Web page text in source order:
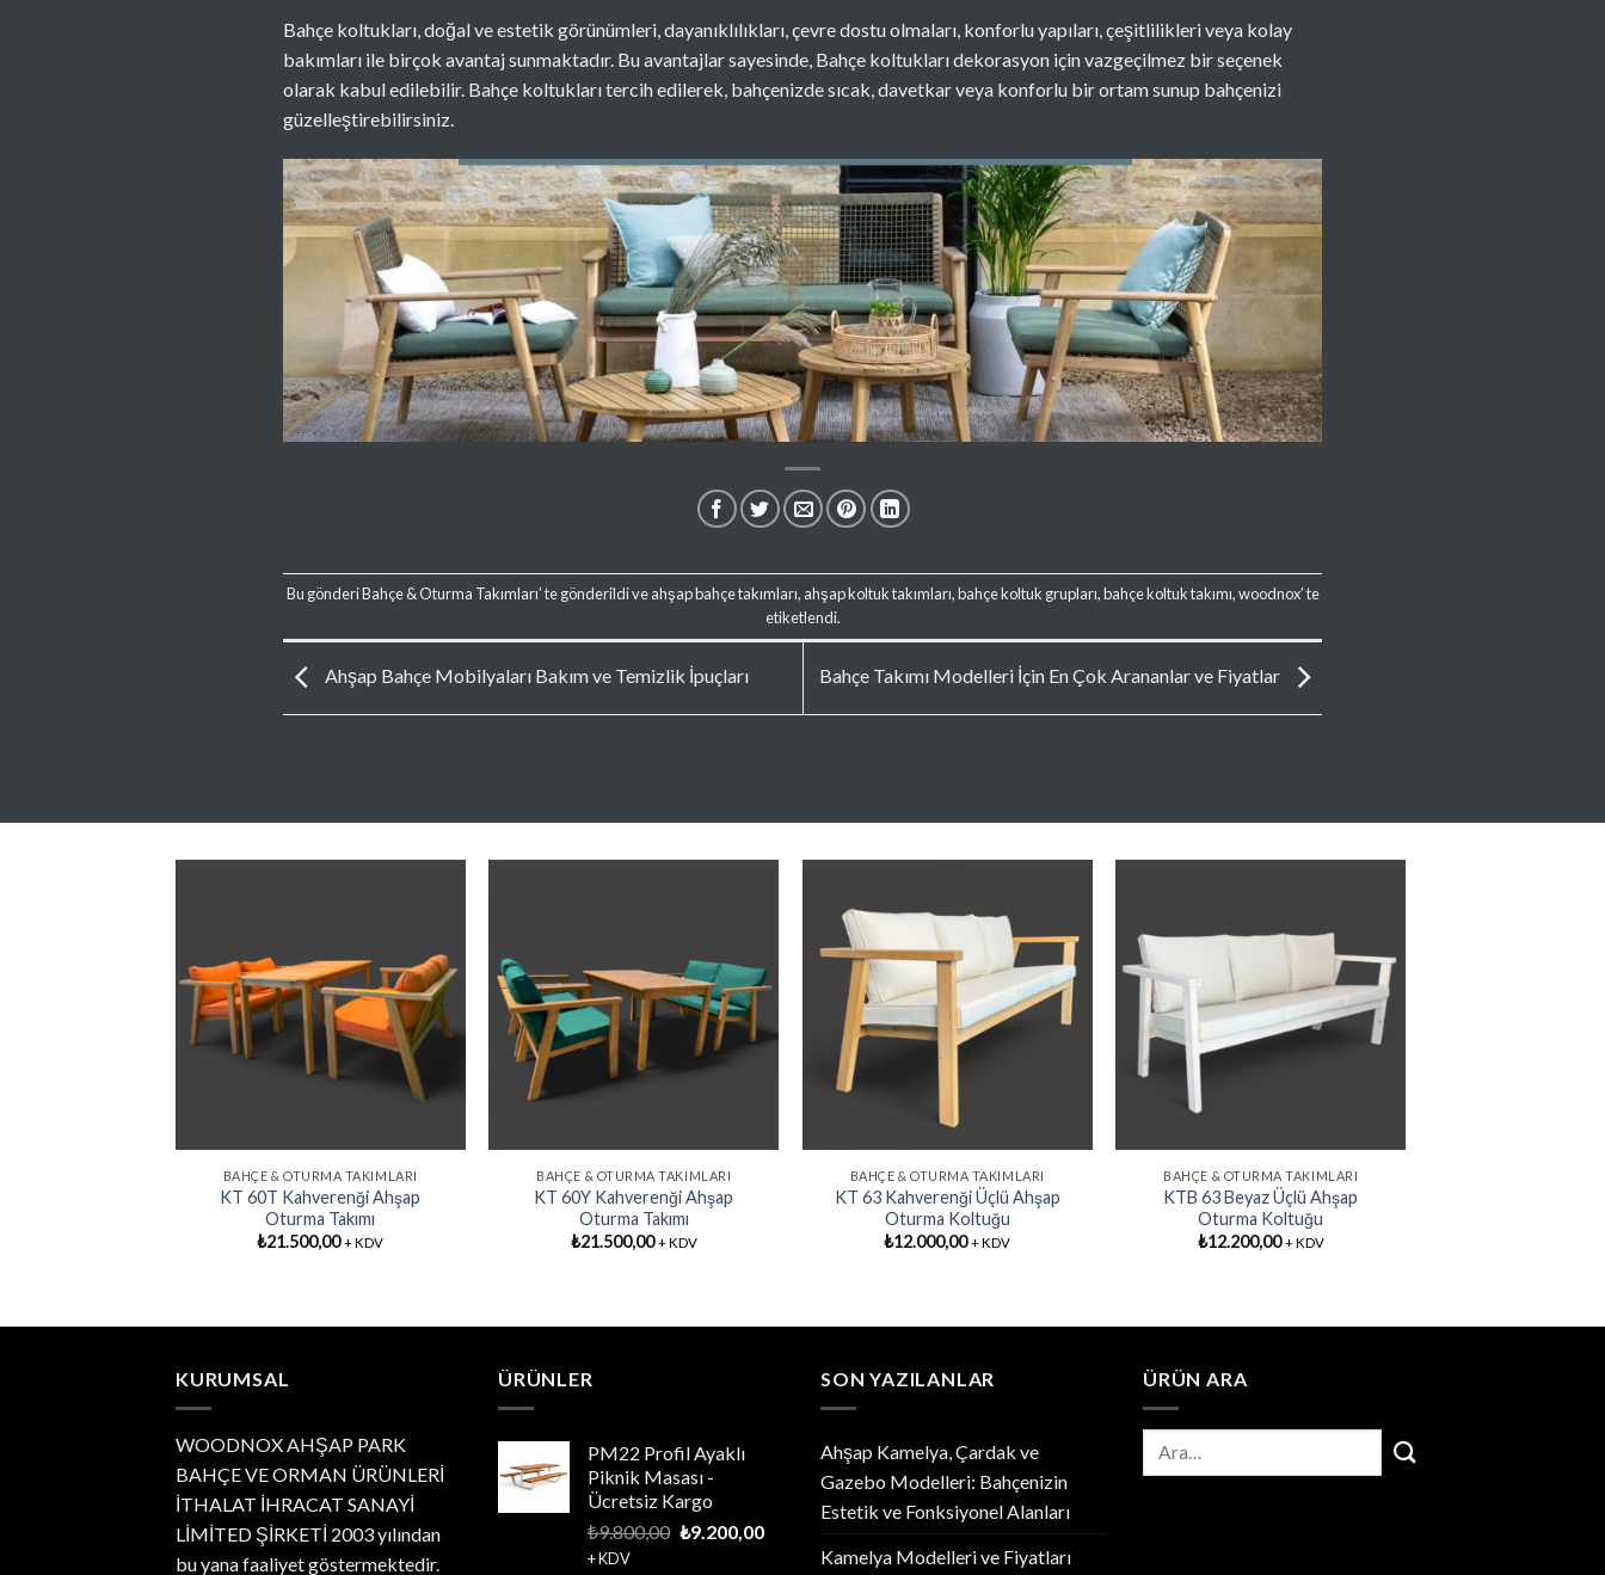
Bahçe koltukları, doğal ve estetik görünümleri, dayanıklılıkları, çevre dostu olmaları, konforlu yapıları, çeşitlilikleri veya kolay
bakımları ile birçok avantaj sunmaktadır. Bu avantajlar sayesinde, Bahçe koltukları dekorasyon için vazgeçilmez bir seçenek
olarak kabul edilebilir. Bahçe koltukları tercih edilerek, bahçenizde sıcak, davetkar veya konforlu bir ortam sunup bahçenizi
güzelleştirebilirsiniz.
Bu gönderiBahçe & Oturma Takımları’ te gönderildi veahşap bahçe takımları, ahşap koltuk takımları,bahçe koltuk grupları,bahçe koltuk takımı,woodnox’ te
etiketlendi.
Ahşap Bahçe Mobilyaları Bakım ve Temizlik İpuçları Bahçe Takımı Modelleri İçin En Çok Arananlar ve Fiyatlar
Favorilere
Ekle
BAHÇE & OTURMA TAKIMLARI
KT 60T Kahverenği Ahşap
Oturma Takımı
₺21.500,00 + KDV
Favorilere
Ekle
BAHÇE & OTURMA TAKIMLARI
KT 60Y Kahverenği Ahşap
Oturma Takımı
₺21.500,00 + KDV
Favorilere
Ekle
BAHÇE & OTURMA TAKIMLARI
KT 63 Kahverenği Üçlü Ahşap
Oturma Koltuğu
₺12.000,00 + KDV
Favorilere
Ekle
BAHÇE & OTURMA TAKIMLARI
KTB 63 Beyaz Üçlü Ahşap
Oturma Koltuğu
₺12.200,00 + KDV
KURUMSAL
WOODNOX AHŞAP PARK
BAHÇE VE ORMAN ÜRÜNLERİ
İTHALAT İHRACAT SANAYİ
LİMİTED ŞİRKETİ 2003 yılından
bu yana faaliyet göstermektedir.
ÜRÜNLER
PM22 Profil Ayaklı
Piknik Masası -
Ücretsiz Kargo
₺9.800,00 Orijinal
₺9.200,00Şu
+ KDV
SON YAZILANLAR
Ahşap Kamelya, Çardak ve
Gazebo Modelleri: Bahçenizin
Estetik ve Fonksiyonel Alanları
Kamelya Modelleri ve Fiyatları
ÜRÜN ARA